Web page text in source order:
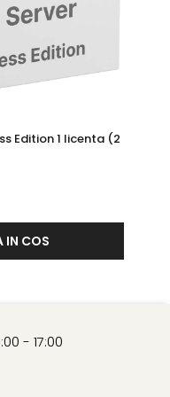
oferă un script
cron.
Edition 1 licenta (2
IN COS
- 17:00